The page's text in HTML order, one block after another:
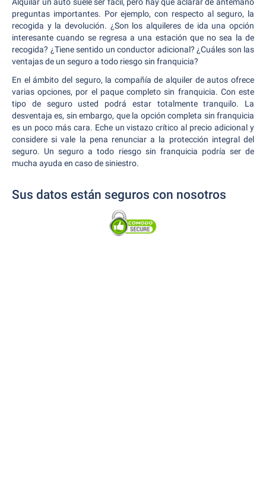
preguntas importantes. Por ejemplo, con respecto al seguro, la
recogida y la devolución. ¿Son los alquileres de ida una opción
interesante cuando se regresa a una estación que no sea la de
recogida? ¿Tiene sentido un conductor adicional? ¿Cuáles son las
ventajas de un seguro a todo riesgo sin franquicia?
En el ámbito del seguro, la compañía de alquiler de autos ofrece
varias opciones, por el paque completo sin franquicia. Con este
tipo de seguro usted podrá estar totalmente tranquilo. La
desventaja es, sin embargo, que la opción completa sin franquicia
es un poco más cara. Eche un vistazo crítico al precio adicional y
considere si vale la pena renunciar a la protección integral del
seguro. Un seguro a todo riesgo sin franquicia podría ser de
mucha ayuda en caso de siniestro.
Sus datos están seguros con nosotros